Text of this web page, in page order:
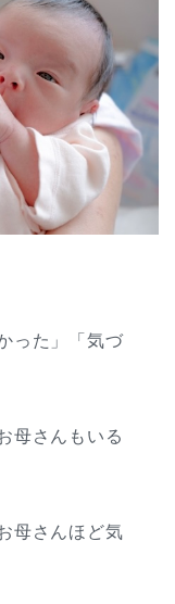
った」「気づ
母さんもいる
母さんほど気